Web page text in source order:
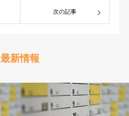
次の記事
最新情報